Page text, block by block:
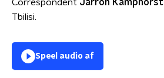
Correspondent Jarron Kamphorst
Tbilisi.
Speel audio af